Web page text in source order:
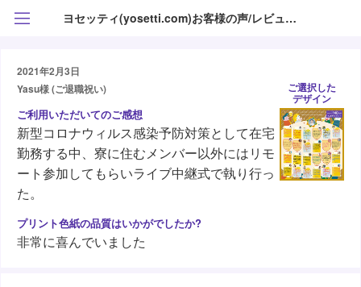
ヨセッティ(yosetti.com)お客様の声/レビュー/口コミ⭐️
2021年2月3日
Yasu様 (ご退職祝い)
新型コロナウィルス感染予防対策として在宅
勤務する中、寮に住むメンバー以外にはリモ
ート参加してもらいライブ中継式で執り行っ
た。
非常に喜んでいました
ご選択した
デザイン